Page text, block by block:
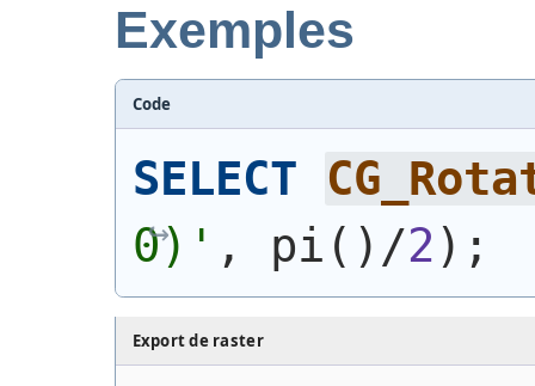
Exemples
Code
SELECT
0) ' , pi ( ) /2) ;
Export de raster